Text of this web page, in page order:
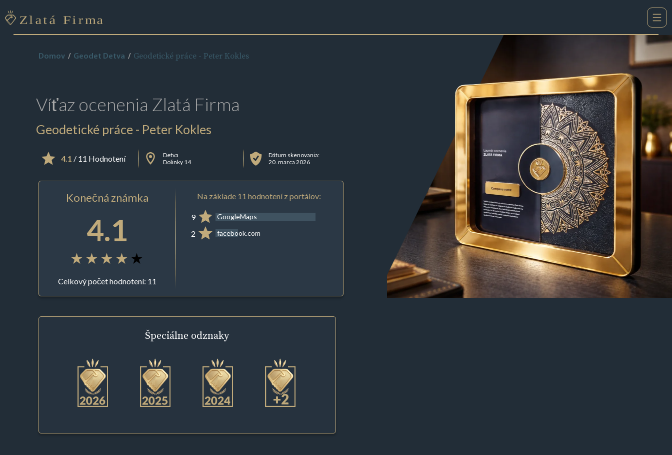
Domov Geodet Detva Geodetické práce - Peter Kokles
Víťaz ocenenia Zlatá Firma
Geodetické práce - Peter Kokles
4.1 / 11 Hodnotení
Detva
Dolinky 14
Dátum skenovania:
20. marca 2026
Konečná známka
4.1
Celkový počet hodnotení: 11
Na základe 11 hodnotení z portálov:
9 GoogleMaps
2 facebook.com
Špeciálne odznaky
+2